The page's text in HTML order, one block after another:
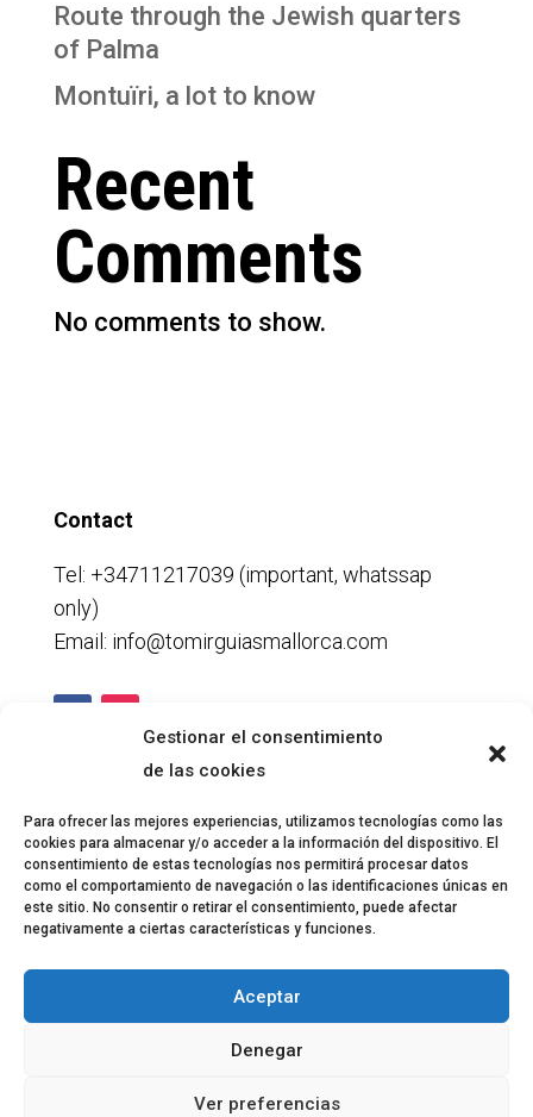
Gestionar el consentimiento
de las cookies
Para ofrecer las mejores experiencias, utilizamos tecnologías como las
cookies para almacenar y/o acceder a la información del dispositivo. El
consentimiento de estas tecnologías nos permitirá procesar datos
como el comportamiento de navegación o las identificaciones únicas en
este sitio. No consentir o retirar el consentimiento, puede afectar
negativamente a ciertas características y funciones.
Aceptar
Denegar
Ver preferencias
Route through the Jewish quarters
of Palma
Montuïri, a lot to know
Recent
Comments
No comments to show.
Contact
Tel: +34711217039 (important, whatssap
only)
Email: info@tomirguiasmallorca.com
Privacy Policy
Cookie Policy
Legal Notice
Español